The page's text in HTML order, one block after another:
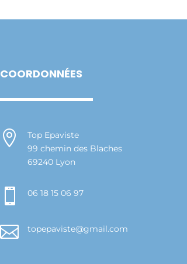
COORDONNÉES

Top Epaviste
99 chemin des Blaches
69240 Lyon
 06 18 15 06 97
 topepaviste@gmail.com